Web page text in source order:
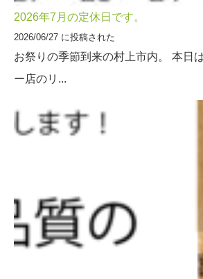
2026年7月の定休日です。
2026/06/27 に投稿された
お祭りの季節到来の村上市内。 本日
ー店のリ...